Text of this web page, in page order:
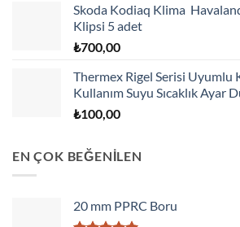
Skoda Kodiaq Klima
Klipsi 5 adet
₺700,00
Thermex Rigel Serisi Uyumlu
Kullanım Suyu Sıcaklık Ayar
₺100,00
EN ÇOK BEĞENİLEN
20 mm PPRC Boru